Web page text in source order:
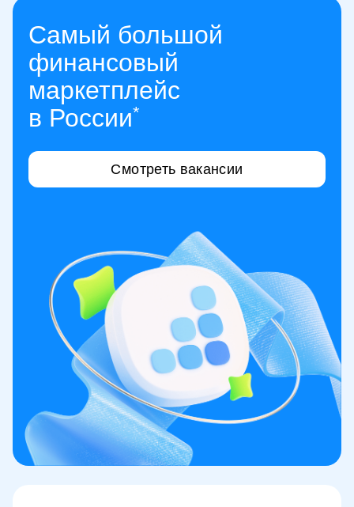
Самый большой
финансовый
маркетплейс
в России*
Смотреть вакансии